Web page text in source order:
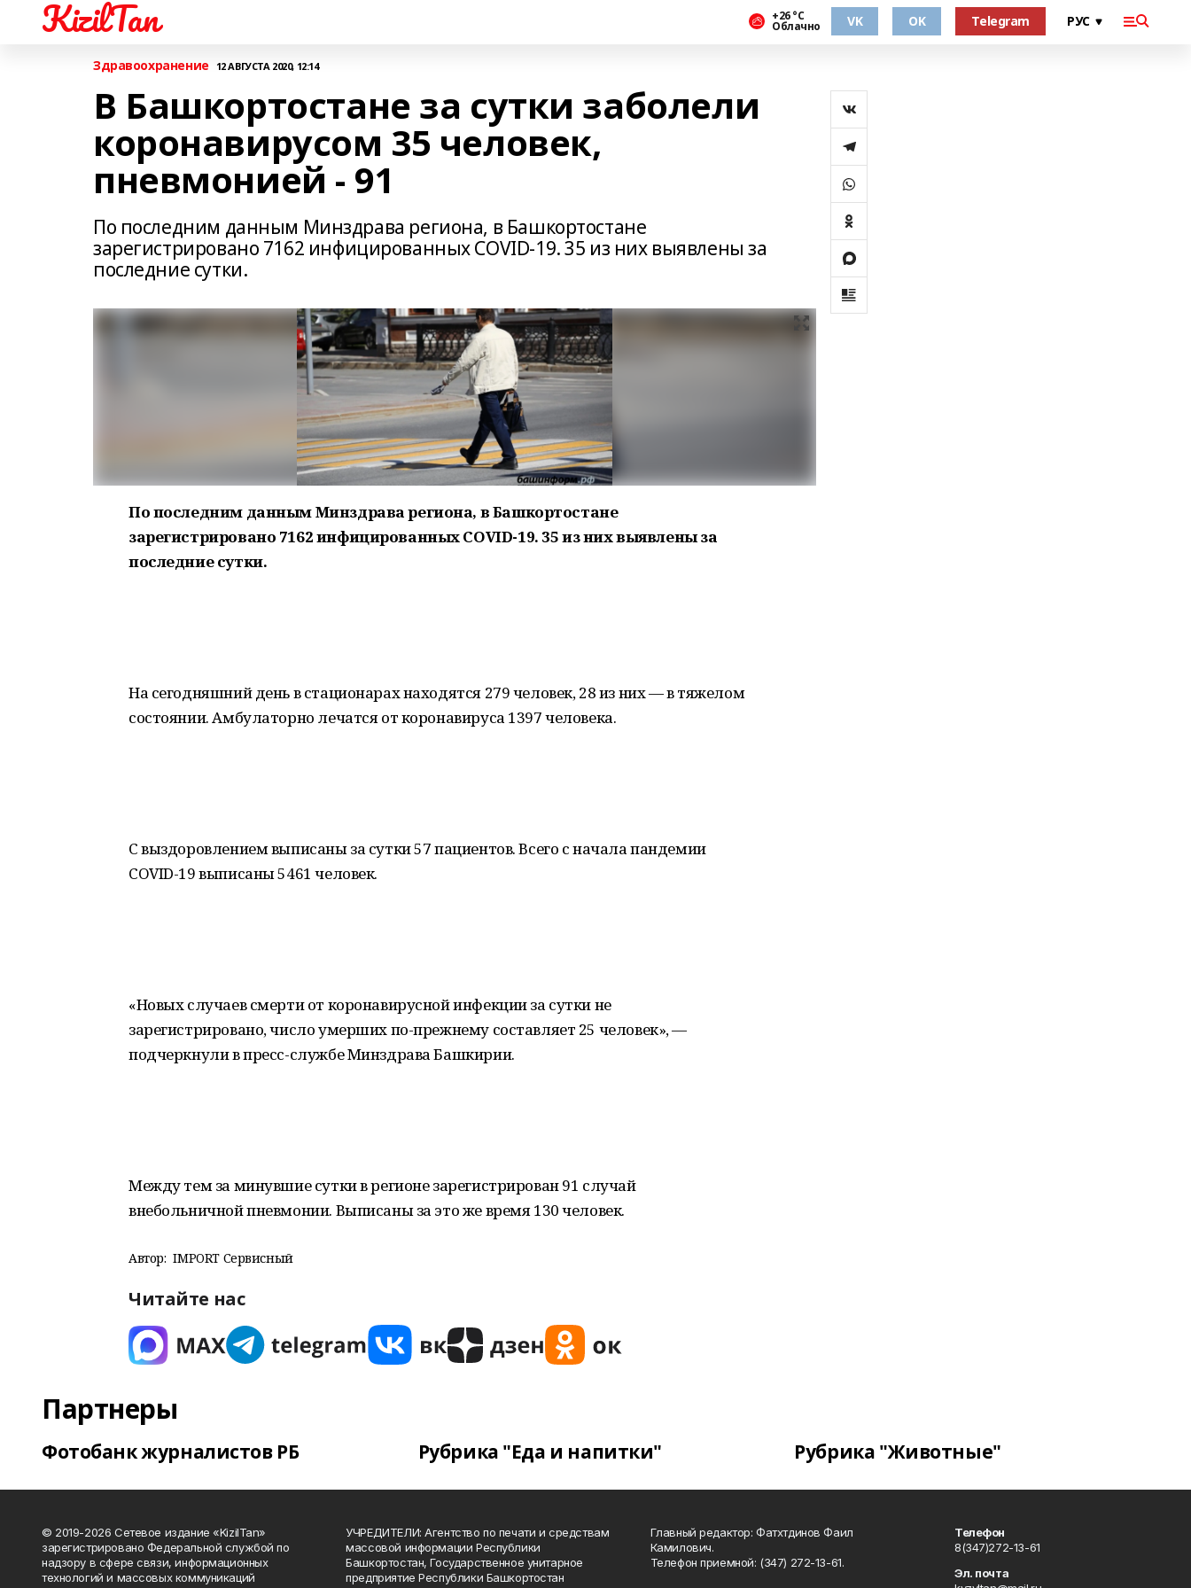
KizilTan +26 °С
Облачно VK OK Telegram
Здравоохранение 12 АВГУСТА 2020, 12:14
В Башкортостане за сутки заболели
коронавирусом 35 человек,
пневмонией - 91
По последним данным Минздрава региона, в Башкортостане
зарегистрировано 7162 инфицированных COVID-19. 35 из них выявлены за
последние сутки.
По последним данным Минздрава региона, в Башкортостане
зарегистрировано 7162 инфицированных COVID-19. 35 из них выявлены за
последние сутки.
На сегодняшний день в стационарах находятся 279 человек, 28 из них — в тяжелом
состоянии. Амбулаторно лечатся от коронавируса 1397 человека.
С выздоровлением выписаны за сутки 57 пациентов. Всего с начала пандемии
COVID-19 выписаны 5461 человек.
«Новых случаев смерти от коронавирусной инфекции за сутки не
зарегистрировано, число умерших по-прежнему составляет 25 человек», —
подчеркнули в пресс-службе Минздрава Башкирии.
Между тем за минувшие сутки в регионе зарегистрирован 91 случай
внебольничной пневмонии. Выписаны за это же время 130 человек.
Автор: IMPORT Сервисный
Читайте нас
Партнеры
Фотобанк журналистов РБ Рубрика "Еда и напитки" Рубрика "Животные"
© 2019-2026 Сетевое издание «KizilTan»
зарегистрировано Федеральной службой по
надзору в сфере связи, информационных
технологий и массовых коммуникаций
УЧРЕДИТЕЛИ: Агентство по печати и средствам
массовой информации Республики
Башкортостан, Государственное унитарное
предприятие Республики Башкортостан
Главный редактор: Фатхтдинов Фаил
Камилович.
Телефон приемной: (347) 272-13-61.
Телефон
8(347)272-13-61
Эл. почта